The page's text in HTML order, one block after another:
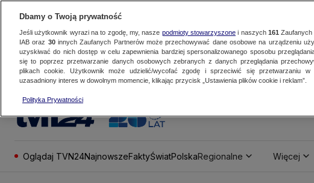
Oglądaj TVN24NajnowszeFaktyŚwiatPolskaRegionalne Więcej
Dbamy o Twoją prywatność
Jeśli użytkownik wyrazi na to zgodę, my, nasze podmioty stowarzyszonei naszych 161 Zaufanych
IAB oraz 30innych Zaufanych Partnerów może przechowywać dane osobowe na urządzeniu
uzyskiwać do nich dostęp w celu zapewnienia bardziej spersonalizowanego sposobu
się to poprzez przetwarzanie danych osobowych zebranych z danych przeglądania
plikach cookie. Użytkownik może udzielić/wycofać zgodę i sprzeciwić się przetwarzaniu w
uzasadniony interes w dowolnym momencie, klikając przycisk „Ustawienia plików cookie i reklam”.
Polityka Prywatności